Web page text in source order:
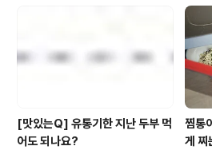
아 미션인증 사진을 올리기도 했었죠. 그런데 이번
의 특징은 무엇?! 바로 릴.레.이 라는 것!! 좋은 일
아 응? 다시 돌아왔네요?! 두둥! 풀무원식품 김진
동원 F&B 김..
[맛있는Q] 유통기한 지난 두부 먹
어도 되나요?
찜통
게 찌